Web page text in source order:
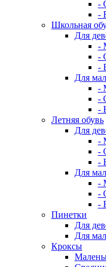
-
-
Школьная
Для
-
-
-
Для
-
-
-
Летняя обувь
Для
-
-
-
Для
-
-
-
Пинетки
Для
Для
Кроксы